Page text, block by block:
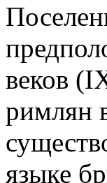
веков
римлян
языке